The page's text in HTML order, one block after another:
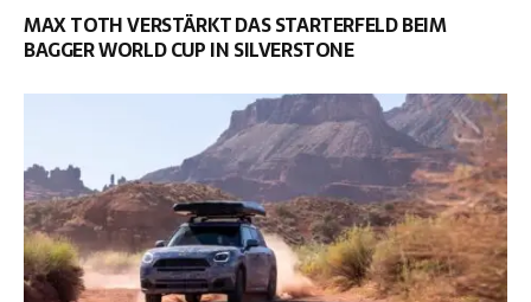
MAX TOTH VERSTÄRKT DAS STARTERFELD BEIM
BAGGER WORLD CUP IN SILVERSTONE